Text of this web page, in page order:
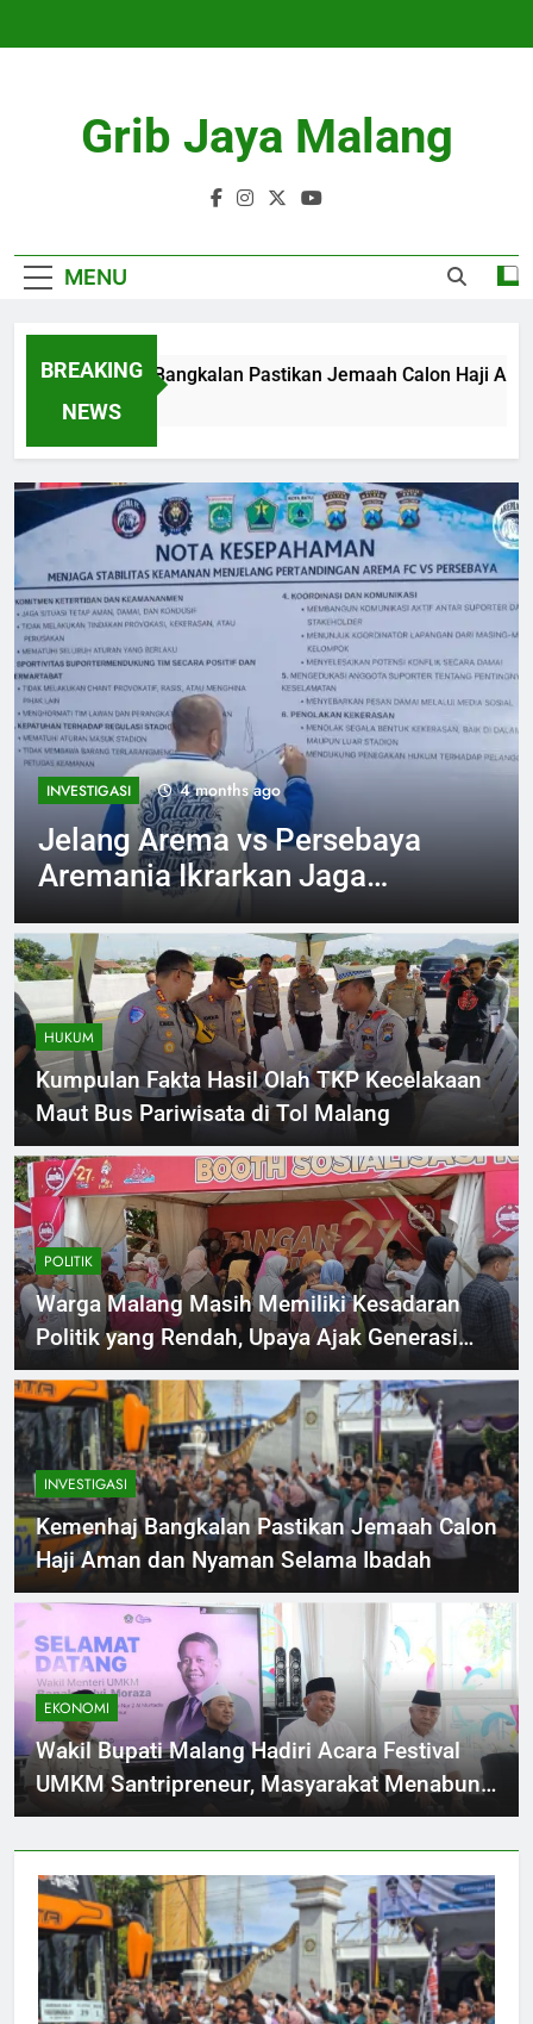
Grib Jaya Malang
MENU
BREAKING
NEWS
Kemenhaj Bangkalan Pastikan Jemaah Calon Haji Aman
4 Months Ago
INVESTIGASI 4 months ago
Jelang Arema vs Persebaya
Aremania Ikrarkan Jaga
Marwah Malang Raya
HUKUM
Kumpulan Fakta Hasil Olah TKP Kecelakaan
Maut Bus Pariwisata di Tol Malang
POLITIK
Warga Malang Masih Memiliki Kesadaran
Politik yang Rendah, Upaya Ajak Generasi
Muda Untuk Berpartisipasi
INVESTIGASI
Kemenhaj Bangkalan Pastikan Jemaah Calon
Haji Aman dan Nyaman Selama Ibadah
EKONOMI
Wakil Bupati Malang Hadiri Acara Festival
UMKM Santripreneur, Masyarakat Menabung
Perkuat Ekonomi Daerah